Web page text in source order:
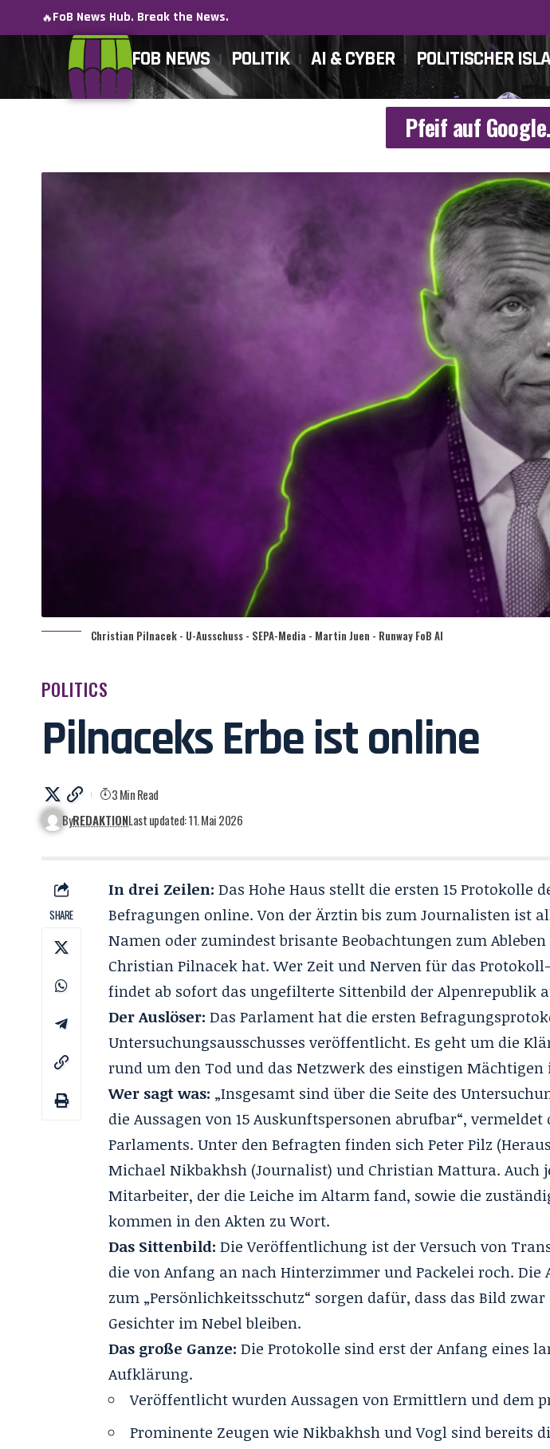
🔥FoB News Hub. Break the News.
FOB NEWS POLITIK AI & CYBER POLITISCHER
Pfeif auf
Christian Pilnacek - U-Ausschuss - SEPA-Media - Martin Juen - Runway FoB AI
POLITICS
Pilnaceks Erbe ist online
ByREDAKTIONLast updated: 11. Mai 2026
3 Min Read
SHARE
In drei Zeilen: Das Hohe Haus stellt die ersten 15 Protokolle
Befragungen online. Von der Ärztin bis zum Journalisten ist
Namen oder zumindest brisante Beobachtungen zum Ableben
Christian Pilnacekhat. Wer Zeit und Nerven für das
findet ab sofort das ungefilterte Sittenbild der Alpenrepublik
Der Auslöser: Das Parlament hat die ersten
Untersuchungsausschusses veröffentlicht. Es geht um die
rund um den Tod und das Netzwerk des einstigen
Wer sagt was: „Insgesamt sind über die Seite des
die Aussagen von 15 Auskunftspersonen abrufbar“, vermeldet
Parlaments. Unter den Befragten finden sich Peter Pilz
Michael Nikbakhsh (Journalist) und Christian Mattura. Auch
Mitarbeiter, der die Leiche im Altarm fand, sowie die
kommen in den Akten zu Wort.
Das Sittenbild: Die Veröffentlichung ist der Versuch von
die von Anfang an nach Hinterzimmer und Packelei roch. Die
zum „Persönlichkeitsschutz“ sorgen dafür, dass das Bild
Gesichter im Nebel bleiben.
Das große Ganze: Die Protokolle sind erst der Anfang eines
Aufklärung.
Veröffentlicht wurden Aussagen von Ermittlern und dem
Prominente Zeugen wie Nikbakhsh und Vogl sind bereits